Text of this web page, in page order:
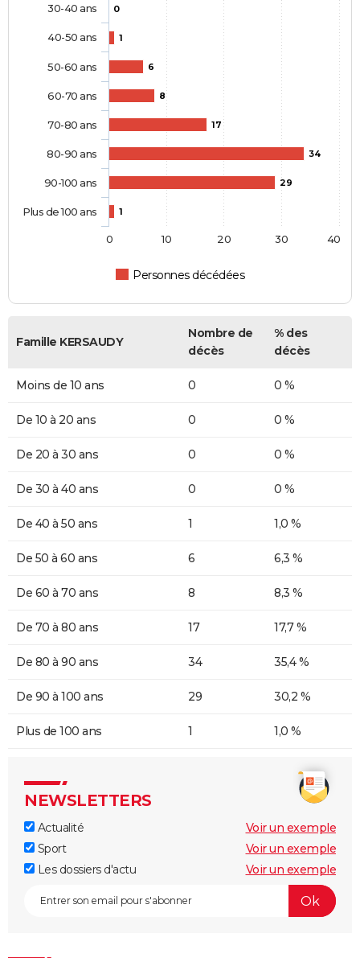
0
1
6
8
17
34
29
1
Personnes décédées
30-40 ans
40-50 ans
50-60 ans
60-70 ans
70-80 ans
80-90 ans
90-100 ans
Plus de 100 ans
0 10 20 30 40
Famille KERSAUDY
Nombre de
décès
% des
décès
Moins de 10 ans 0 0 %
De 10 à 20 ans 0 0 %
De 20 à 30 ans 0 0 %
De 30 à 40 ans 0 0 %
De 40 à 50 ans 1 1,0 %
De 50 à 60 ans 6 6,3 %
De 60 à 70 ans 8 8,3 %
De 70 à 80 ans 17 17,7 %
De 80 à 90 ans 34 35,4 %
De 90 à 100 ans 29 30,2 %
Plus de 100 ans 1 1,0 %
NEWSLETTERS
Actualité
Voir un exemple
Sport
Voir un exemple
Les dossiers d'actu
Voir un exemple